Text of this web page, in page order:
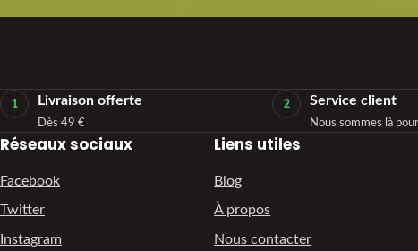
1 Livraison offerte
Dès 49 €
2 Service client
Nous sommes là
Réseaux sociaux
Facebook
Twitter
Instagram
Liens utiles
Blog
À propos
Nous contacter